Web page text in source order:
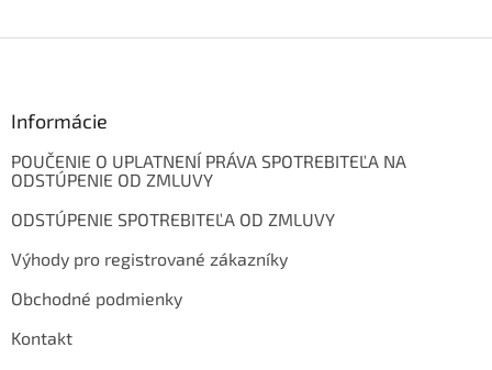
Informácie
POUČENIE O UPLATNENÍ PRÁVA SPOTREBITEĽA NA
ODSTÚPENIE OD ZMLUVY
ODSTÚPENIE SPOTREBITEĽA OD ZMLUVY
Výhody pro registrované zákazníky
Obchodné podmienky
Kontakt